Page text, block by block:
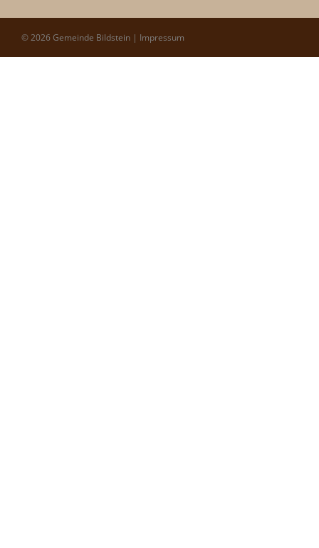
© 2026 Gemeinde Bildstein | Impressum